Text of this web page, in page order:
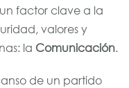
factor clave a la
valores y
la Comunicación.
de un partido